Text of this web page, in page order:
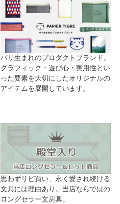
パリ生まれのプロダクトブランド。
グラフィック・遊び心・実用性とい
った要素を大切にしたオリジナルの
アイテムを展開しています。
思わずリピ買い、永く愛され続ける
文具には理由あり。当店ならではの
ロングセラー文房具。